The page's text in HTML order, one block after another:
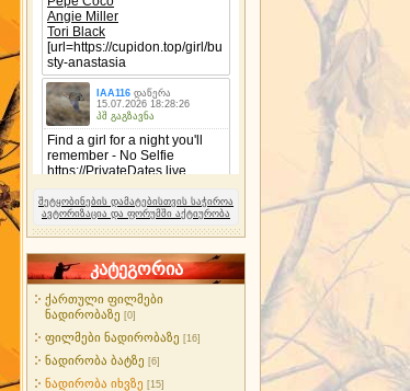
შეტყობინების დამატებისთვის საჭიროა
ავტორიზაცია და ფორუმში აქტიურობა
კატეგორია
ქართული ფილმები
ნადირობაზე [0]
ფილმები ნადირობაზე [16]
ნადირობა ბატზე [6]
ნადირობა იხვზე [15]